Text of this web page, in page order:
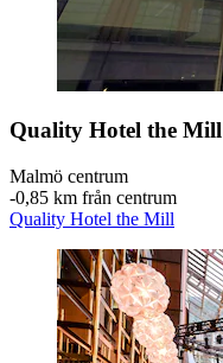
Quality Hotel the Mill
Malmö centrum
‐0,85 km från centrum
Quality Hotel the Mill